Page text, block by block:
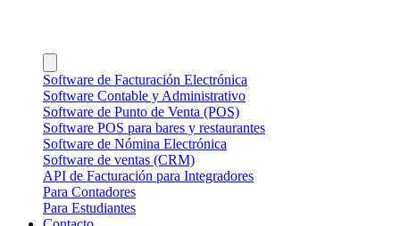
Software de Facturación Electrónica
Software Contable y Administrativo
Software de Punto de Venta (POS)
Software POS para bares y restaurantes
Software de Nómina Electrónica
Software de ventas (CRM)
API de Facturación para Integradores
Para Contadores
Para Estudiantes